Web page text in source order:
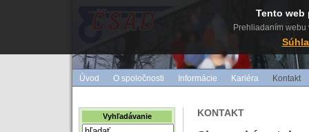
Úvod O spoločnosti Informácie Kariéra Kontakt
Vyhľadávanie KONTAKT
Tento web
Prehliadaním